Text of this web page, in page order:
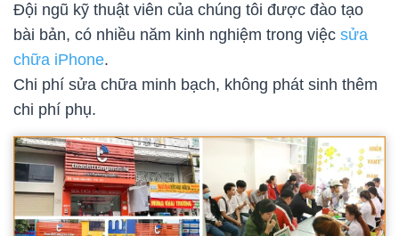
Đội ngũ kỹ thuật viên của chúng tôi được đào tạo
bài bản, có nhiều năm kinh nghiệm trong việc sửa
chữa iPhone.
Chi phí sửa chữa minh bạch, không phát sinh thêm
chi phí phụ.